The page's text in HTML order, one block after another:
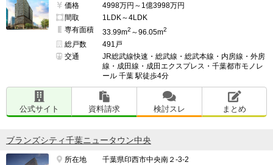
価格
4998万円～1億3998万円
間取
1LDK～4LDK
専有面積
33.99m2 ～96.05m2
総戸数
491戸
交通
JR総武線快速・総武線・総武本線・内房線・外房
線・成田線・成田エクスプレス・千葉都市モノレ
ール 千葉 駅徒歩4分
公式サイト 資料請求 検討スレ まとめ
ブランズシティ千葉ニュータウン中央
所在地
千葉県印西市中央南２-3-2